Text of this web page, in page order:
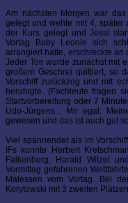
Am nächsten Morgen war
gelegt und wehte mit 4, später
der Kurs gelegt und Jessi
Vortag Baby Leonie sich
arrangiert hatte, erschreckte
Jeder Ton wurde zunächst mit
großem Geschrei quittiert, so
Vorschiff zurückzog und mit
beruhigte. (Fachleute fragen
Startvorbereitung oder 7
Udo-Jürgens... Mir egal:
gewesen und das ist auch gut
Viel spannender als im
IFs konnte Herbert
Falkenberg, Harald Witzel
Vormittag gefahrenen
Malessen vom Vortag. Bei
Korytowski mit 3 zweiten